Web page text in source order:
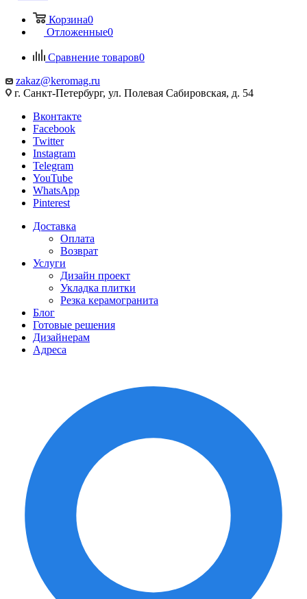
Корзина0
Отложенные0
Сравнение товаров0
zakaz@keromag.ru
г. Санкт-Петербург, ул. Полевая Сабировская, д. 54
Вконтакте
Facebook
Twitter
Instagram
Telegram
YouTube
WhatsApp
Pinterest
Доставка
Оплата
Возврат
Услуги
Дизайн проект
Укладка плитки
Резка керамогранита
Блог
Готовые решения
Дизайнерам
Адреса